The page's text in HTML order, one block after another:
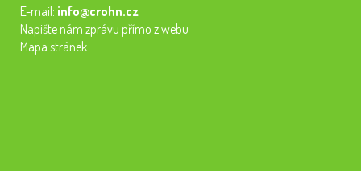
E-mail: info@crohn.cz
Napište nám zprávu přímo z webu
Mapa stránek